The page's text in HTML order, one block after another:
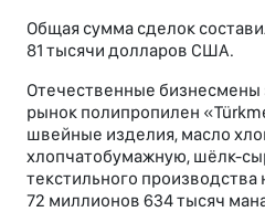
Общая сумма сделок
81 тысячи долларов США.
Отечественные бизнесмены
рынок полипропилен
швейные изделия, масло
хлопчатобумажную, шёлк-
текстильного
72 миллионов 634 тысяч